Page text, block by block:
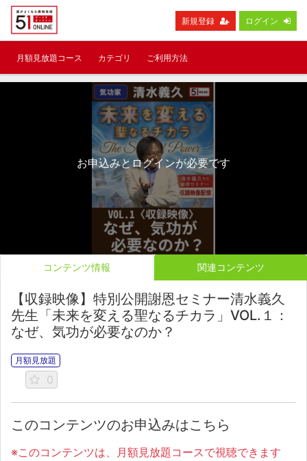
新規登録 ログイン
月額見放題コース カテゴリ ご利用方法
お申込みとログインが必要です
コンテンツ情報 関連コンテンツ
【収録映像】特別公開謝恩セミナー清水義久
先生「未来を変える聖なるチカラ」VOL.１：
なぜ、気功が必要なのか？
月額見放題
0
このコンテンツのお申込みはこちら
※このコンテンツは、月額見放題コースで視聴できます